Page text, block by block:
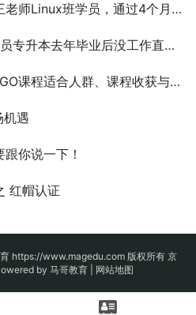
，通过4个月的学习，完成零基础华丽的转身 ！
后没工作直接来马哥学习的，一举斩获14k offer！
适合人群、课程收获与适配岗位→
机遇
你说一下！
红帽认证
https://www.magedu.com 版权所有 京
by 马哥教育 | 网站地图